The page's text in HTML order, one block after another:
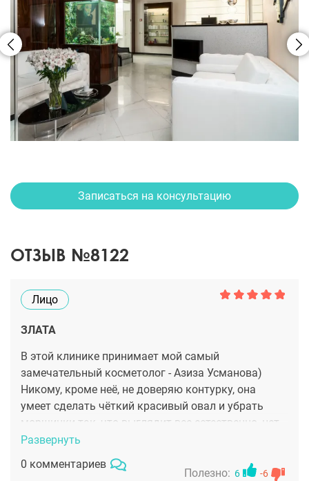
Записаться на консультацию
ОТЗЫВ №8122
Лицо
ЗЛАТА
В этой клинике принимает мой самый
замечательный косметолог - Азиза Усманова)
Никому, кроме неё, не доверяю контурку, она
умеет сделать чёткий красивый овал и убрать
морщинки так, что выглядит все естественно, нет
перекосов и нарушения черт лица. Инъекционка
это её сильное место, хотя слабых у этого доктора
в принципе нет, профи с большой буквы.
Развернуть
0 комментариев
Полезно: 6 -6